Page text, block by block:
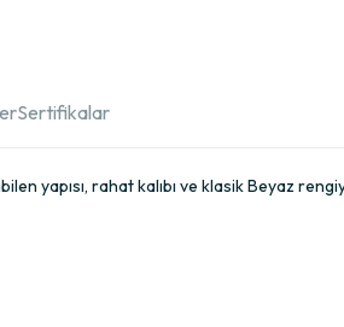
Sertifikalar
yapısı, rahat kalıbı ve klasik Beyaz